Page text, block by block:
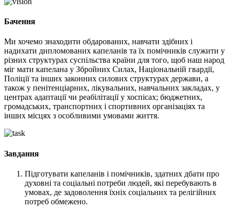
Бачення
Ми хочемо знаходити обдарованих, навчати здібних і
надихати дипломованих капеланів та їх помічників служити у
різних структурах суспільства країни для того, щоб наш народ
міг мати капелана у Збройних Силах, Національній гвардії,
Поліції та інших законних силових структурах держави, а
також у пенітенціарних, лікувальних, навчальних закладах, у
центрах адаптації чи реабілітації у хоспісах; бюджетних,
громадських, транспортних і спортивних організаціях та
інших місцях з особливими умовами життя.
Завдання
Підготувати капеланів і помічників, здатних дбати про
духовні та соціальні потреби людей, які перебувають в
умовах, де задоволення їхніх соціальних та релігійних
потреб обмежено.